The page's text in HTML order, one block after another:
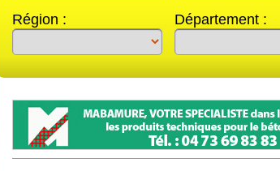
Région : Département :
Previous
Next